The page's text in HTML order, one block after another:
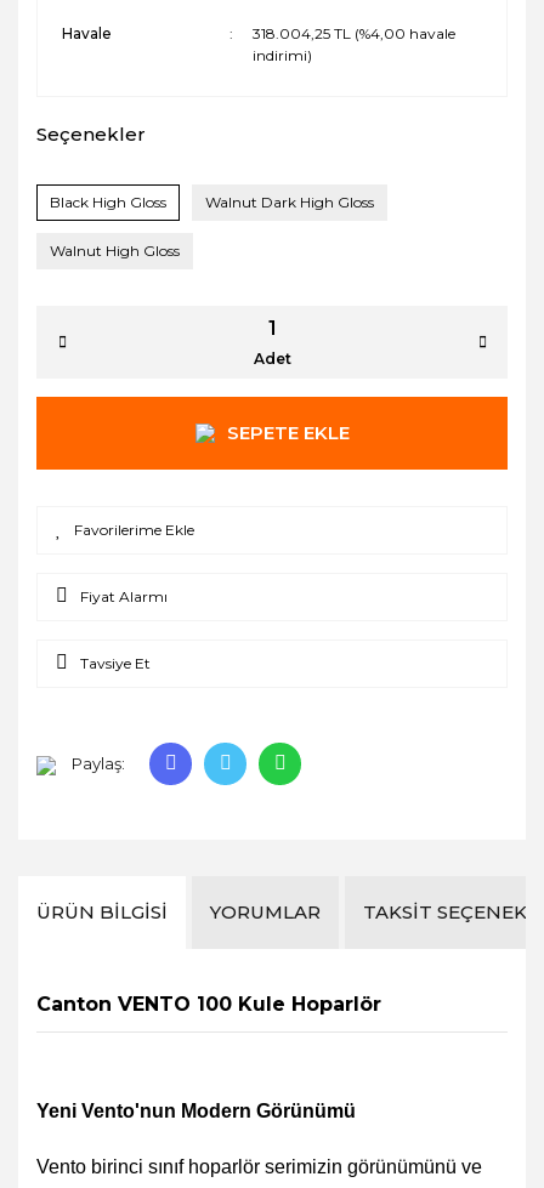
Havale
318.004,25 TL (%4,00 havale
indirimi)
Seçenekler
Black High Gloss Walnut Dark High Gloss
Walnut High Gloss
Adet
SEPETE EKLE
Fiyat Alarmı
Tavsiye Et
Paylaş:
ÜRÜN BILGISI YORUMLAR TAKSIT
Canton VENTO 100 Kule Hoparlör
Yeni Vento'nun Modern Görünümü
Vento birinci sınıf hoparlör serimizin görünümünü ve